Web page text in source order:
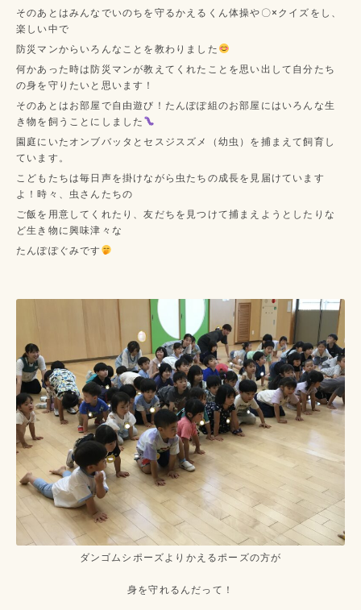
そのあとはみんなでいのちを守るかえるくん体操や〇×クイズをし、
楽しい中で
防災マンからいろんなことを教わりました
何かあった時は防災マンが教えてくれたことを思い出して自分たち
の身を守りたいと思います！
そのあとはお部屋で自由遊び！たんぽぽ組のお部屋にはいろんな生
き物を飼うことにしました
園庭にいたオンブバッタとセスジスズメ（幼虫）を捕まえて飼育し
ています。
こどもたちは毎日声を掛けながら虫たちの成長を見届けています
よ！時々、虫さんたちの
ご飯を用意してくれたり、友だちを見つけて捕まえようとしたりな
ど生き物に興味津々な
たんぽぽぐみです
ダンゴムシポーズよりかえるポーズの方が
身を守れるんだって！